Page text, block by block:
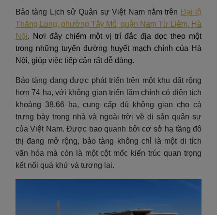
Bảo tàng Lịch sử Quân sự Việt Nam nằm trên Đại lộ
Thăng Long, phường Tây Mỗ, quận Nam Từ Liêm, Hà
Nội. Nơi đây chiếm một vị trí đắc địa dọc theo một
trong những tuyến đường huyết mạch chính của Hà
Nội, giúp việc tiếp cận rất dễ dàng.
Bảo tàng đang được phát triển trên một khu đất rộng
hơn 74 ha, với không gian triển lãm chính có diện tích
khoảng 38,66 ha, cung cấp đủ không gian cho cả
trưng bày trong nhà và ngoài trời về di sản quân sự
của Việt Nam. Được bao quanh bởi cơ sở hạ tầng đô
thị đang mở rộng, bảo tàng không chỉ là một di tích
văn hóa mà còn là một cột mốc kiến trúc quan trọng
kết nối quá khứ và tương lai.